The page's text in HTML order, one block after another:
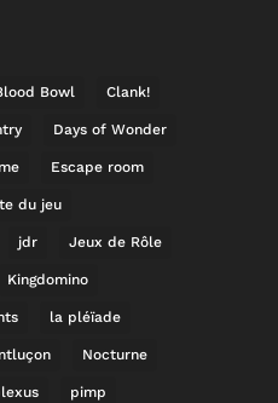
Bowl Clank!
Days of Wonder
Escape room
du jeu
jdr Jeux de Rôle
Kingdomino
la pléïade
Nocturne
pimp